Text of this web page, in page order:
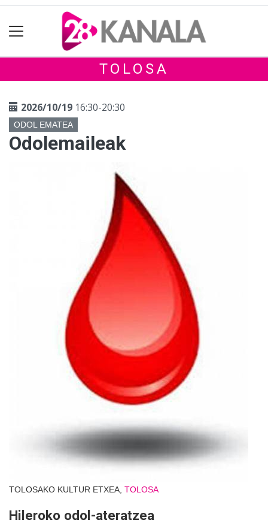
TOLOSA
2026/10/19 16:30-20:30
ODOL EMATEA
Odolemaileak
TOLOSAKO KULTUR ETXEA, TOLOSA
Hileroko odol-ateratzea